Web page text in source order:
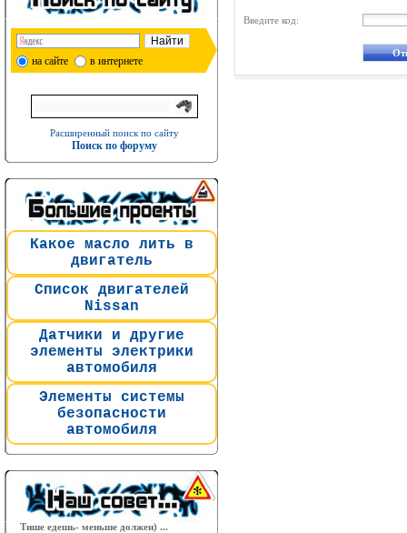
на сайте в интернете
Расширенный поиск по сайту
Поиск по форуму
Какое масло лить в
двигатель
Список двигателей
Nissan
Датчики и другие
элементы электрики
автомобиля
Элементы системы
безопасности
автомобиля
Тише едешь- меньше должен) ...
Введите код: